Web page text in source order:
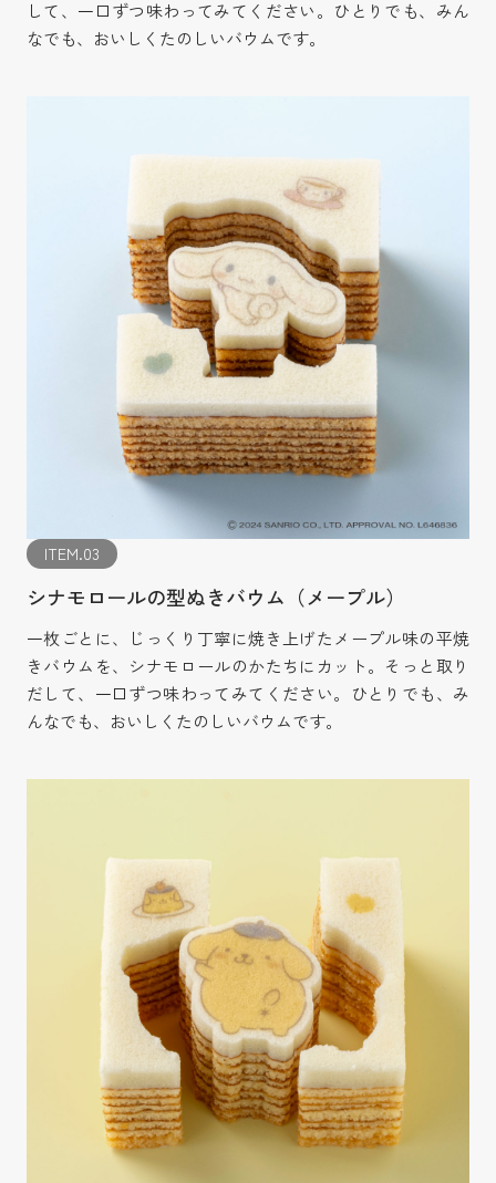
して、一口ずつ味わってみてください。ひとりでも、みん
なでも、おいしくたのしいバウムです。
ITEM.03
シナモロールの型ぬきバウム（メープル）
一枚ごとに、じっくり丁寧に焼き上げたメープル味の平焼
きバウムを、シナモロールのかたちにカット。そっと取り
だして、一口ずつ味わってみてください。ひとりでも、み
んなでも、おいしくたのしいバウムです。